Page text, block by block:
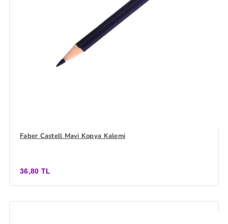
Faber Castell Mavi Kopya Kalemi
36,80 TL